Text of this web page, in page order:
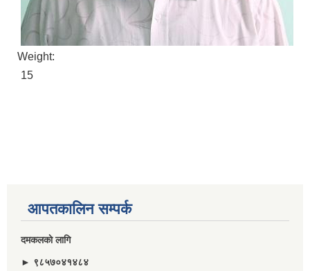
Weight:
15
आपतकालिन सम्पर्क
दमकलकाे लागि
► ९८५७०४१४८४